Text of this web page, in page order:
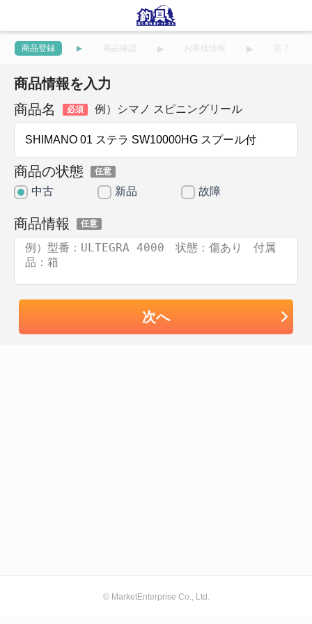
商品登録 商品確認 お客様情報 完了
商品情報を入力
商品名
必須 例）シマノ スピニングリール
商品の状態 任意
中古 新品 故障
商品情報 任意
次へ
© MarketEnterprise Co., Ltd.